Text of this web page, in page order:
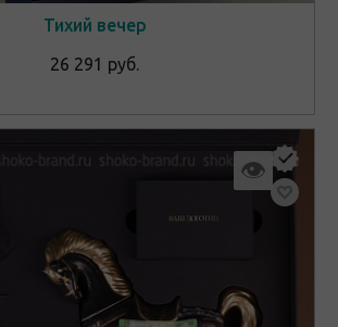
Тихий вечер
26 291 руб.
👁